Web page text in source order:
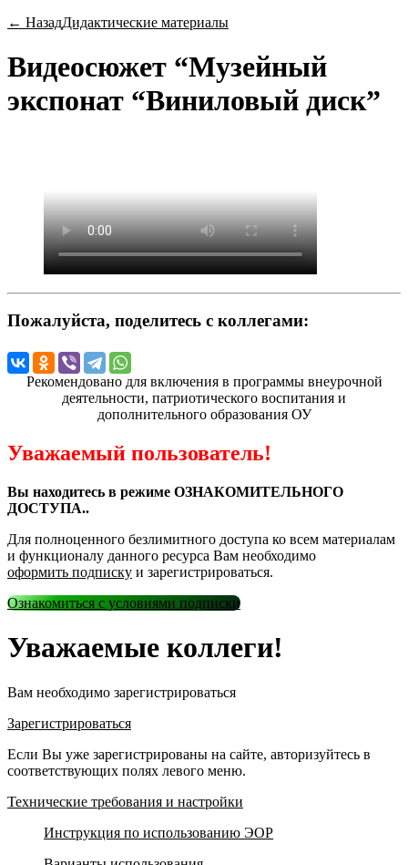
← НазадДидактические материалы
Видеосюжет “Музейный
экспонат “Виниловый диск”
Пожалуйста, поделитесь с коллегами:
Рекомендовано для включения в программы внеурочной
деятельности, патриотического воспитания и
дополнительного образования ОУ
Уважаемый пользователь!
Вы находитесь в режиме ОЗНАКОМИТЕЛЬНОГО
ДОСТУПА..
Для полноценного безлимитного доступа ко всем материалам
и функционалу данного ресурса Вам необходимо
оформить подписку и зарегистрироваться.
Ознакомиться с условиями подписки
Уважаемые коллеги!
Вам необходимо зарегистрироваться
Зарегистрироваться
Если Вы уже зарегистрированы на сайте, авторизуйтесь в
соответствующих полях левого меню.
Технические требования и настройки
Инструкция по использованию ЭОР